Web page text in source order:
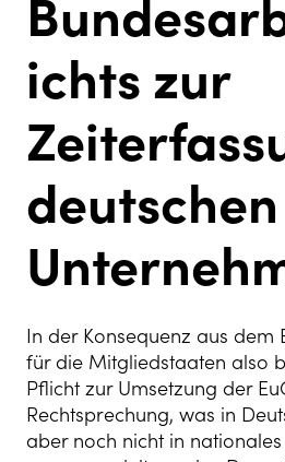
ichts zur
deutschen
In der Konsequenz aus dem
für die Mitgliedstaaten also
Pflicht zur Umsetzung der
Rechtsprechung, was in
aber noch nicht in nationales